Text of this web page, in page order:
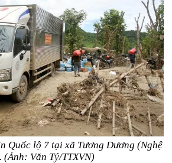
Quốc lộ 7 tại xã Tương Dương (Nghệ
(Ảnh: Văn Tý/TTXVN)